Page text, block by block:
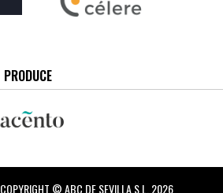
PRODUCE
COPYRIGHT © ABC DE SEVILLA S.L. 2026